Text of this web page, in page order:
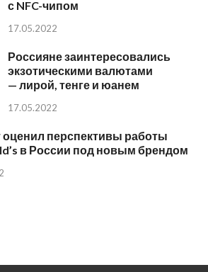
с NFC-чипом
17.05.2022
Россияне заинтересовались
экзотическими валютами
— лирой, тенге и юанем
17.05.2022
оценил перспективы работы
в России под новым брендом